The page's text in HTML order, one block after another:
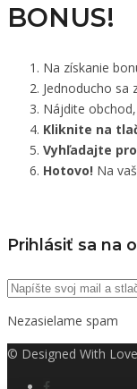
BONUS!
Na získanie
Jednoducho
Nájdite
Kliknite na
Vyhľadajte
Hotovo! Na
Prihlásiť sa na
Nezasielame spam
© Designed With